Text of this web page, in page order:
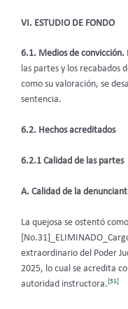
VI. ESTUDIO DE FONDO
6.1. Medios de convicción.
las partes y los recabados
como su valoración, se
sentencia.
6.2. Hechos acreditados
6.2.1 Calidad de las partes
A. Calidad de la
La quejosa se ostentó
extraordinario del Poder
2025, lo cual se acredita
autoridad instructora.[51]